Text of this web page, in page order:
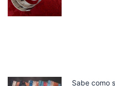
Sabe como